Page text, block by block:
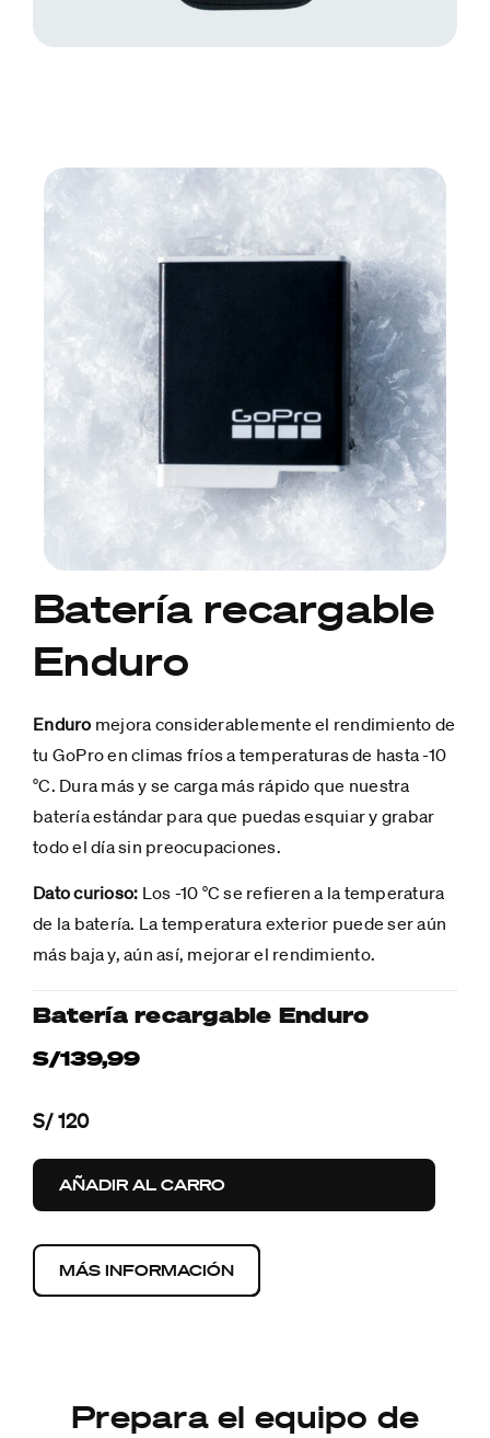
Batería recargable
Enduro
Enduro mejora considerablemente el rendimiento de
tu GoPro en climas fríos a temperaturas de hasta -10
°C. Dura más y se carga más rápido que nuestra
batería estándar para que puedas esquiar y grabar
todo el día sin preocupaciones.
Dato curioso: Los -10 °C se refieren a la temperatura
de la batería. La temperatura exterior puede ser aún
más baja y, aún así, mejorar el rendimiento.
Batería recargable Enduro
S/139,99
S/ 120
AÑADIR AL CARRO
MÁS INFORMACIÓN
Prepara el equipo de